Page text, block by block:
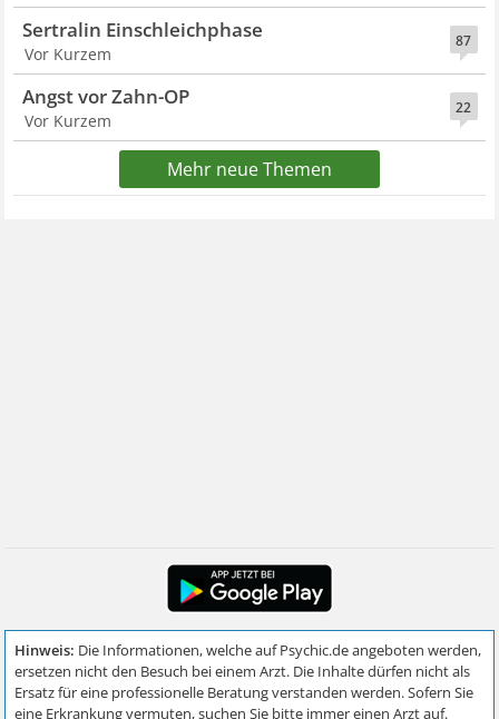
87
Sertralin Einschleichphase
Vor Kurzem
22
Angst vor Zahn-OP
Vor Kurzem
Mehr neue Themen